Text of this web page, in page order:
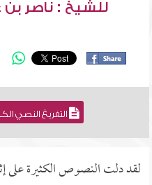
للشيخ : ناصر بن
التفريغ النصي
لقد دلت النصوص الكثيرة على